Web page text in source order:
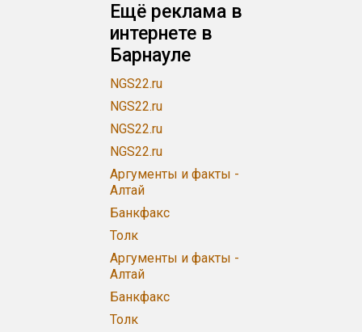
Ещё реклама в
интернете в
Барнауле
NGS22.ru
NGS22.ru
NGS22.ru
NGS22.ru
Аргументы и факты -
Алтай
Банкфакс
Толк
Аргументы и факты -
Алтай
Банкфакс
Толк